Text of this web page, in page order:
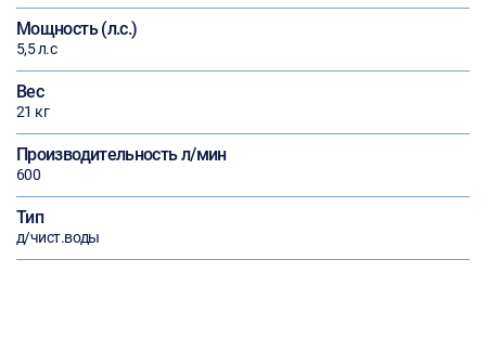
Мощность (л.с.)
5,5 л.с
Вес
21 кг
Производительность л/мин
600
Тип
д/чист.воды